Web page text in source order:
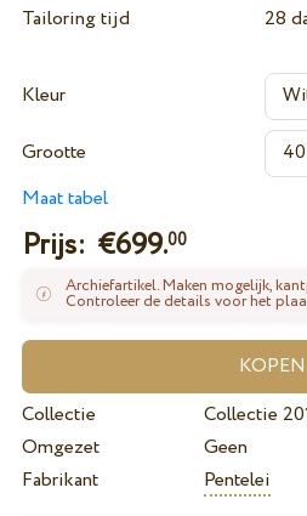
Tailoring tijd
28
Kleur
Grootte
Maat tabel
Prijs: €699.00
Archiefartikel. Maken mogelijk,
Controleer de details voor het
Collectie
Collectie
Omgezet
Geen
Fabrikant
Pentelei